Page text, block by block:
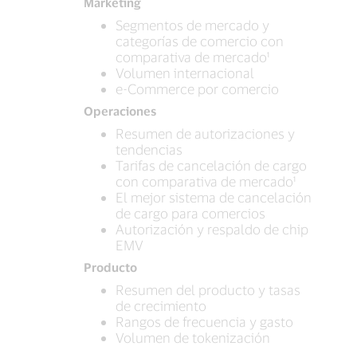
Segmentos de mercado y
categorías de comercio con
comparativa de mercado¹
Volumen internacional
e-Commerce por comercio
Operaciones
Resumen de autorizaciones y
tendencias
Tarifas de cancelación de cargo
con comparativa de mercado¹
El mejor sistema de cancelación
de cargo para comercios
Autorización y respaldo de chip
EMV
Producto
Resumen del producto y tasas
de crecimiento
Rangos de frecuencia y gasto
Volumen de tokenización